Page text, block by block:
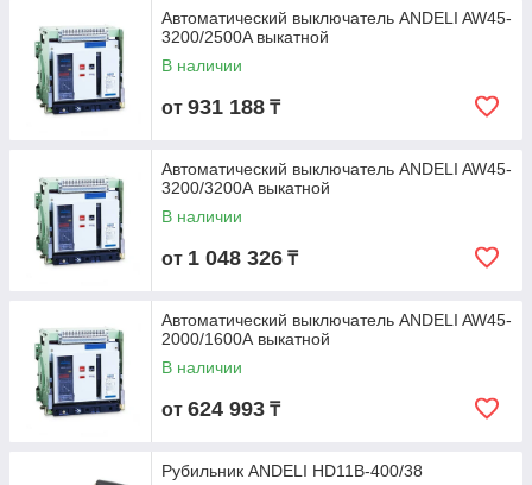
Автоматический выключатель ANDELI AW45-
3200/2500A выкатной
В наличии
от 931 188 ₸
Автоматический выключатель ANDELI AW45-
3200/3200А выкатной
В наличии
от 1 048 326 ₸
Автоматический выключатель ANDELI AW45-
2000/1600А выкатной
В наличии
от 624 993 ₸
Рубильник ANDELI HD11B-400/38